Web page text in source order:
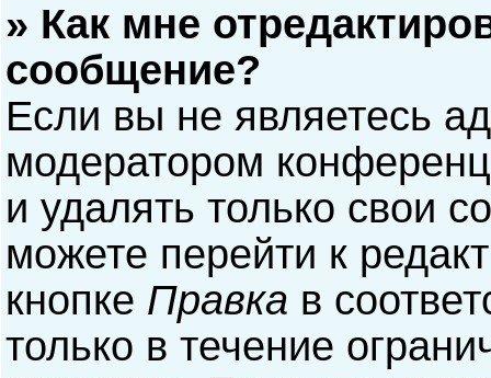
» Как мне
сообщение?
Если вы не являетесь
модератором
и удалять только свои
можете перейти к
кнопке Правка в
только в течение